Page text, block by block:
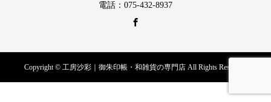
電話：075-432-8937
Copyright © 工房沙彩｜御朱印帳・和雑貨の専門店 All Rights Reserved.